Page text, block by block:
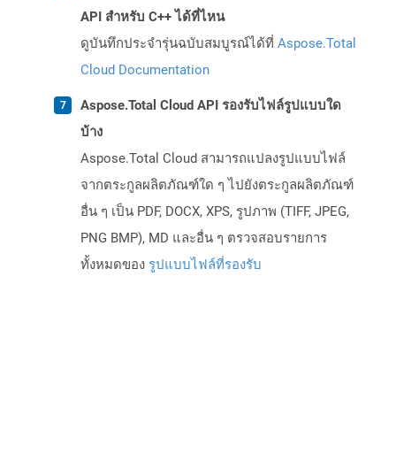
API สำหรับ C++ ได้ที่ไหน
ดูบันทึกประจำรุ่นฉบับสมบูรณ์ได้ที่ Aspose.Total
Cloud Documentation
Aspose.Total Cloud API รองรับไฟล์รูปแบบใด
บ้าง
Aspose.Total Cloud สามารถแปลงรูปแบบไฟล์
จากตระกูลผลิตภัณฑ์ใด ๆ ไปยังตระกูลผลิตภัณฑ์
อื่น ๆ เป็น PDF, DOCX, XPS, รูปภาพ (TIFF, JPEG,
PNG BMP), MD และอื่น ๆ ตรวจสอบรายการ
ทั้งหมดของ รูปแบบไฟล์ที่รองรับ